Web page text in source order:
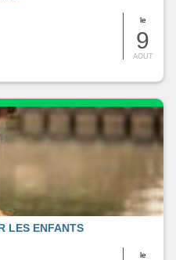
le
9
AOUT
le
LES ENFANTS